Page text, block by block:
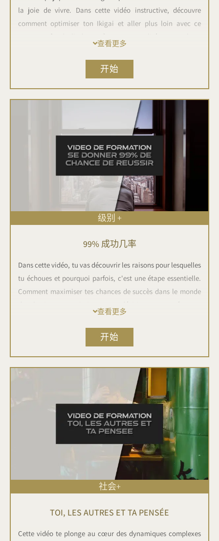
la joie de vivre. Dans cette vidéo instructive, découvre
comment optimiser ton Ikigai et aller plus loin avec ce
concept afin de l'adapter à ta personnalité et ta culture
occidentale pour trouver un équilibre dans ta vie. Cette
vidéo t'apporte d'autres facteurs fondamentaux qu'omet
查看更多
开始
级别 +
99% 成功几率
Dans cette vidéo, tu vas découvrir les raisons pour lesquelles
tu échoues et pourquoi parfois, c'est une étape essentielle.
Comment maximiser tes chances de succès dans le monde
du business, optimiser tes décisions et créer un
environnement propice à la réussite. La psychologie au
查看更多
开始
社会+
TOI, LES AUTRES ET TA PENSÉE
Cette vidéo te plonge au cœur des dynamiques complexes